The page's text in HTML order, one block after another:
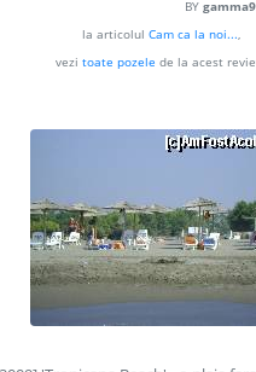
BY
la articolul Cam ca la noi...,
vezi toate pozele de la acest